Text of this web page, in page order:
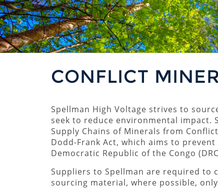
CONFLICT
Spellman High Voltage strives to
seek to reduce environmental impact.
Supply Chains of Minerals from
Dodd-Frank Act, which aims to
Democratic Republic of the Congo
Suppliers to Spellman are required
sourcing material, where possible,